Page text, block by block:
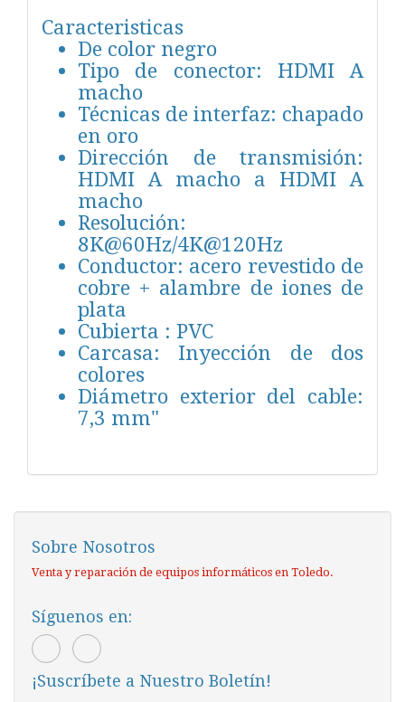
Caracteristicas
De color negro
Tipo de conector: HDMI A
macho
Técnicas de interfaz: chapado
en oro
Dirección de transmisión:
HDMI A macho a HDMI A
macho
Resolución:
8K@60Hz/4K@120Hz
Conductor: acero revestido de
cobre + alambre de iones de
plata
Cubierta : PVC
Carcasa: Inyección de dos
colores
Diámetro exterior del cable:
7,3 mm"
Sobre Nosotros
Venta y reparación de equipos informáticos en Toledo.
Síguenos en:
¡Suscríbete a Nuestro Boletín!